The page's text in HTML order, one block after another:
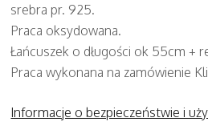
srebra pr. 925.
Praca oksydowana.
Łańcuszek o długości ok 55cm +
Praca wykonana na zamówienie
Informacje o bezpieczeństwie i